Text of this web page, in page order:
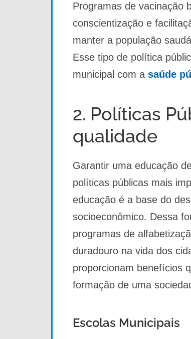
Programas de vacinação
conscientização e
manter a população
Esse tipo de política
municipal com a saúde
2. Políticas
qualidade
Garantir uma educação
políticas públicas mais
educação é a base do
socioeconômico. Dessa
programas de
duradouro na vida dos
proporcionam benefícios
formação de uma
Escolas Municipais